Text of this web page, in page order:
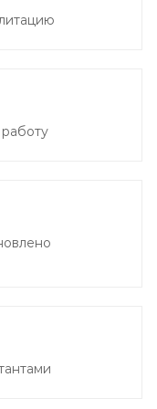
Записаться
Записаться